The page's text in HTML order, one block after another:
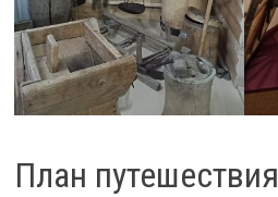
План путешествия